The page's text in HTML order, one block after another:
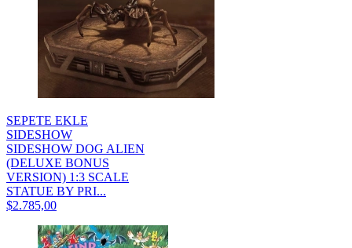
SEPETE EKLE
SIDESHOW
SIDESHOW DOG ALIEN
(DELUXE BONUS
VERSION) 1:3 SCALE
STATUE BY PRI...
$2.785,00